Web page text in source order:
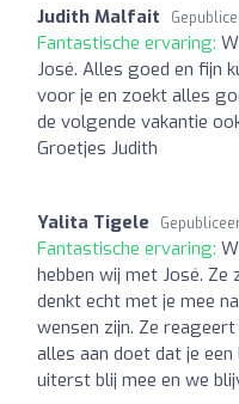
Judith Malfait
Fantastische ervaring:
José. Alles goed en fijn
voor je en zoekt alles
de volgende vakantie
Groetjes Judith
Yalita Tigele
Fantastische ervaring:
hebben wij met José.
denkt echt met je mee
wensen zijn. Ze
alles aan doet dat je
uiterst blij mee en we